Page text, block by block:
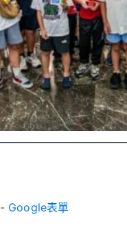
Google表單